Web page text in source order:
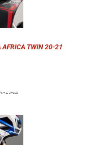
AFRICA TWIN 20-21